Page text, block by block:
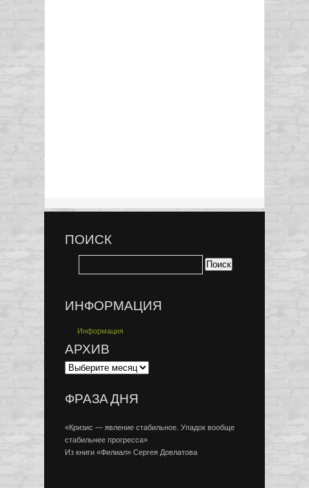
ПОИСК
ИНФОРМАЦИЯ
Информация
АРХИВ
ФРАЗА ДНЯ
«Кризис — явление стабильное. Упадок вообще
стабильнее прогресса»
Из книги «Филиал» Сергея Довлатова